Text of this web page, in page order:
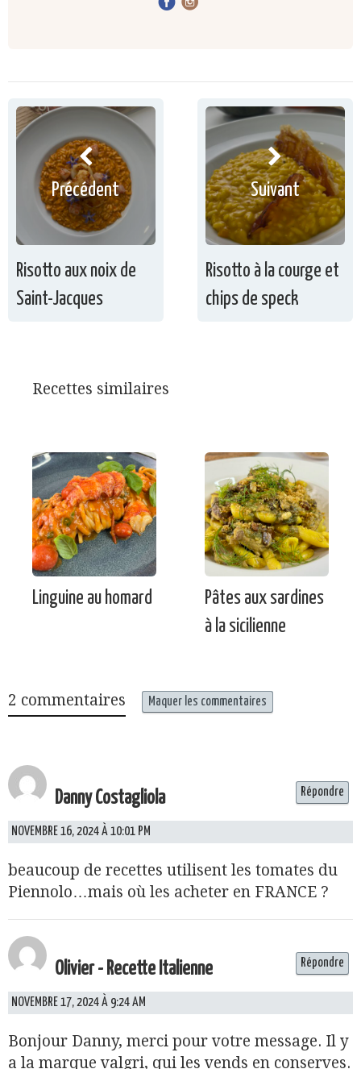
Précédent
Risotto aux noix de
Saint-Jacques
Suivant
Risotto à la courge et
chips de speck
Recettes similaires
Linguine au homard
Pâtes aux sardines
à la sicilienne
2 commentaires Maquer les commentaires
Danny Costagliola
NOVEMBRE 16, 2024 À 10:01 PM
beaucoup de recettes utilisent les tomates du
Piennolo…mais où les acheter en FRANCE ?
Répondre
Olivier - Recette Italienne
NOVEMBRE 17, 2024 À 9:24 AM
Bonjour Danny, merci pour votre message. Il y
a la marque valgri, qui les vends en conserves.
Répondre